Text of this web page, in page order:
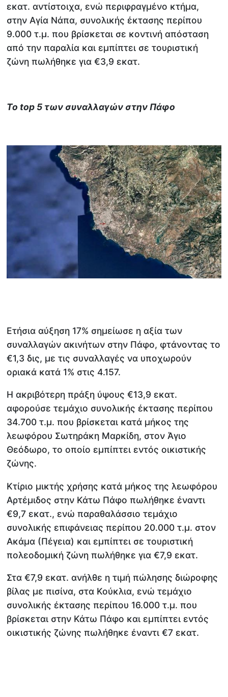
εκατ. αντίστοιχα, ενώ περιφραγμένο κτήμα,
στην Αγία Νάπα, συνολικής έκτασης περίπου
9.000 τ.μ. που βρίσκεται σε κοντινή απόσταση
από την παραλία και εμπίπτει σε τουριστική
ζώνη πωλήθηκε για €3,9 εκατ.
Το top 5 των συναλλαγών στην Πάφο
Ετήσια αύξηση 17% σημείωσε η αξία των
συναλλαγών ακινήτων στην Πάφο, φτάνοντας το
€1,3 δις, με τις συναλλαγές να υποχωρούν
οριακά κατά 1% στις 4.157.
Η ακριβότερη πράξη ύψους €13,9 εκατ.
αφορούσε τεμάχιο συνολικής έκτασης περίπου
34.700 τ.μ. που βρίσκεται κατά μήκος της
λεωφόρου Σωτηράκη Μαρκίδη, στον Άγιο
Θεόδωρο, το οποίο εμπίπτει εντός οικιστικής
ζώνης.
Κτίριο μικτής χρήσης κατά μήκος της λεωφόρου
Αρτέμιδος στην Κάτω Πάφο πωλήθηκε έναντι
€9,7 εκατ., ενώ παραθαλάσσιο τεμάχιο
συνολικής επιφάνειας περίπου 20.000 τ.μ. στον
Ακάμα (Πέγεια) και εμπίπτει σε τουριστική
πολεοδομική ζώνη πωλήθηκε για €7,9 εκατ.
Στα €7,9 εκατ. ανήλθε η τιμή πώλησης διώροφης
βίλας με πισίνα, στα Κούκλια, ενώ τεμάχιο
συνολικής έκτασης περίπου 16.000 τ.μ. που
βρίσκεται στην Κάτω Πάφο και εμπίπτει εντός
οικιστικής ζώνης πωλήθηκε έναντι €7 εκατ.